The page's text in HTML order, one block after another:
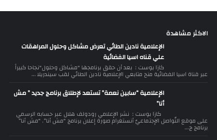
الاكثر مشاهدة
الإعلامية نادين الطائي تعرض مشاكل وحلول المراهقات
علي قناه اسيا الفضائية
كازا بوست : بعد أن حقق برنامجها "مشاكل وحلول"نجاحا كبيراً
عبر قناة اسيا الفضائية منح متابعي الإعلامية نادين الطائي لقب سيندريلا ...
الإعلامية “سابين نعمة” تستعد لإطلاق برنامج جديد ” مش
أنا”
كازا بوست : نشر الإعلامي رودولف هلال عبر حسابه الرسمي
على موقع التّواصل الإجتماعيّ أنستغرام صورة إعلان برنامج “مش أنا”. “مش أنا”
برنامج ج...